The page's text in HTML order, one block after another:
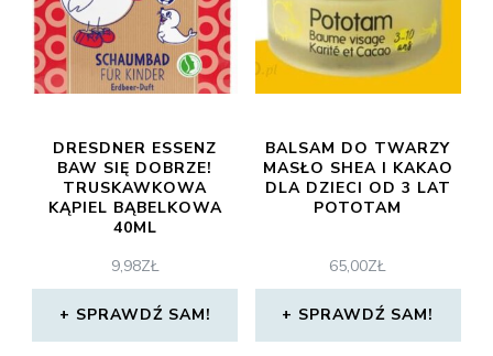
DRESDNER ESSENZ
BAW SIĘ DOBRZE!
TRUSKAWKOWA
KĄPIEL BĄBELKOWA
40ML
9,98ZŁ
SPRAWDŹ SAM!
BALSAM DO TWARZY
MASŁO SHEA I KAKAO
DLA DZIECI OD 3 LAT
POTOTAM
65,00ZŁ
SPRAWDŹ SAM!